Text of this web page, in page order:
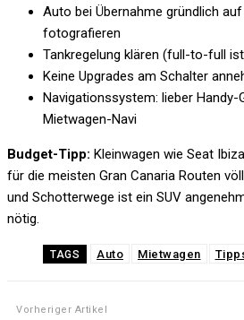
Auto bei Übernahme gründlich
fotografieren
Tankregelung klären (full-to-full
Keine Upgrades am Schalter
Navigationssystem: lieber Handy-
Mietwagen-Navi
Budget-Tipp: Kleinwagen wie Seat
für die meisten Gran Canaria Routen
und Schotterwege ist ein SUV
nötig.
TAGS Auto Mietwagen
Vorheriger Artikel